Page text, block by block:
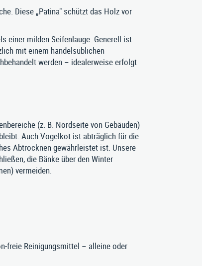
Impressum| Datenschutz|
Diese „Patina" schützt das Holz vor
einer milden Seifenlauge. Generell ist
mit einem handelsüblichen
werden – idealerweise erfolgt
(z. B. Nordseite von Gebäuden)
Auch Vogelkot ist abträglich für die
Abtrocknen gewährleistet ist. Unsere
die Bänke über den Winter
vermeiden.
freie Reinigungsmittel – alleine oder